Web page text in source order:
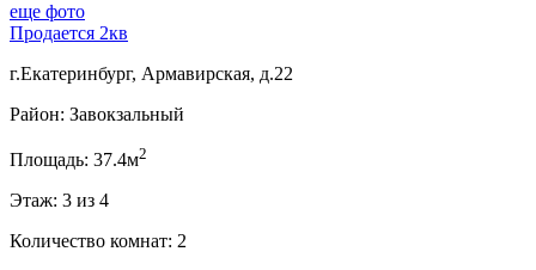
еще фото
Продается 2кв
г.Екатеринбург, Армавирская, д.22
Район: Завокзальный
Площадь: 37.4м2
Этаж: 3 из 4
Количество комнат: 2